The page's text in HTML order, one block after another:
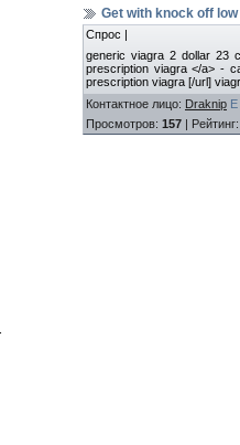
Get with knock off
Спрос |
generic viagra 2 dollar 23
prescription viagra </a> -
prescription viagra [/url]
Контактное лицо: Draknip E
Просмотров: 157 | Рейтинг